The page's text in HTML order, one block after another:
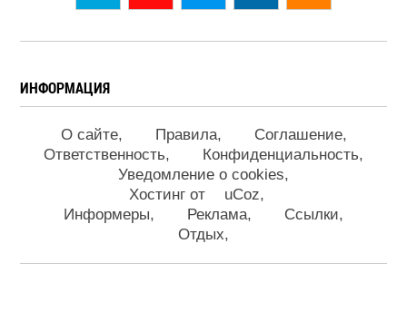
ИНФОРМАЦИЯ
О сайте Правила
Соглашение
Ответственность
Конфиденциальность
Уведомление о cookies
Хостинг от
uCoz
Информеры
Реклама
Ссылки
Отдых